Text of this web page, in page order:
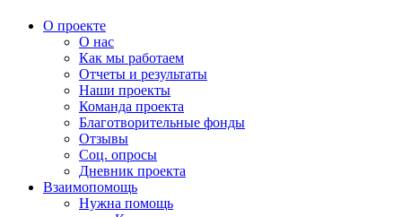
О проекте
О нас
Как мы работаем
Отчеты и результаты
Наши проекты
Команда проекта
Благотворительные фонды
Отзывы
Соц. опросы
Дневник проекта
Взаимопомощь
Нужна помощь